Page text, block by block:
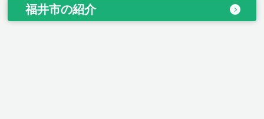
福井市の紹介